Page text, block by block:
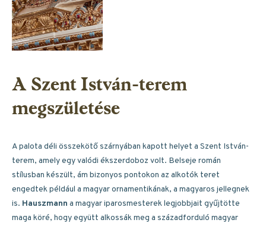
A Szent István-terem
megszületése
A palota déli összekötő szárnyában kapott helyet a Szent István-
terem, amely egy valódi ékszerdoboz volt. Belseje román
stílusban készült, ám bizonyos pontokon az alkotók teret
engedtek például a magyar ornamentikának, a magyaros jellegnek
is. Hauszmann a magyar iparosmesterek legjobbjait gyűjtötte
maga köré, hogy együtt alkossák meg a századforduló magyar